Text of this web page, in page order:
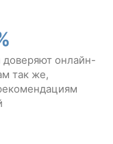
онлайн-
так же,